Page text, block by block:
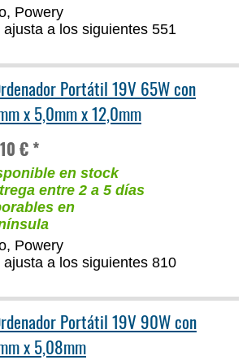
Powery
a los siguientes 551
Portátil 19V 65W con
x 5,0mm x 12,0mm
€ *
en stock
entre 2 a 5 días
en
Powery
a los siguientes 810
Portátil 19V 90W con
x 5,08mm